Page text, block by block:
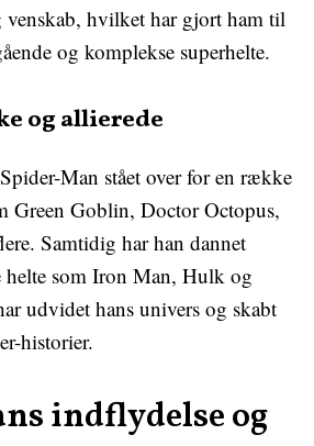
hvilket har gjort ham til
og komplekse superhelte.
og allierede
Man stået over for en række
Green Goblin, Doctor Octopus,
Samtidig har han dannet
helte som Iron Man, Hulk og
udvidet hans univers og skabt
historier.
indflydelse og